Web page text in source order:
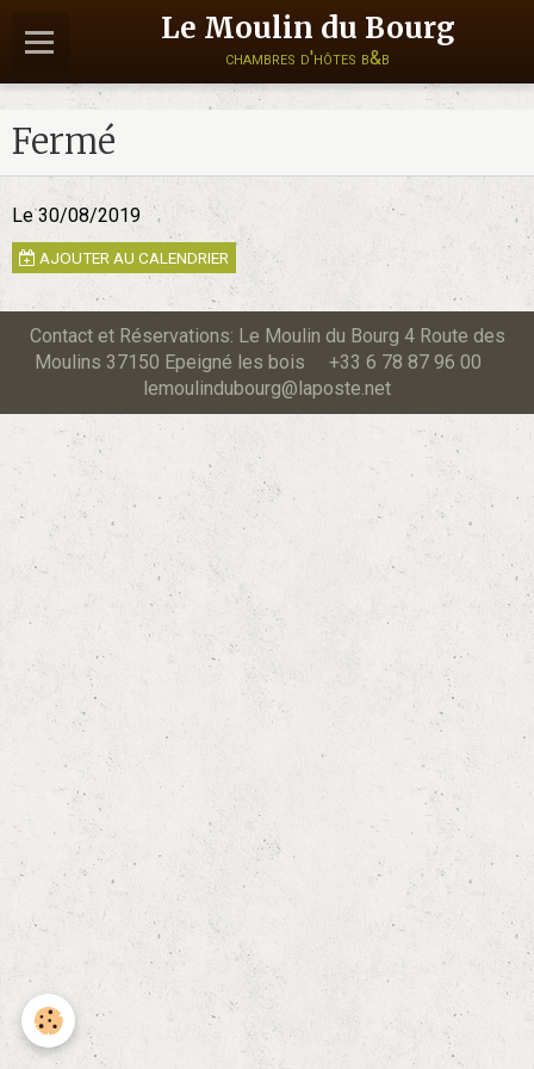
Le Moulin du Bourg
chambres d'hôtes b&b
Fermé
Le 30/08/2019
AJOUTER AU CALENDRIER
Contact et Réservations: Le Moulin du Bourg 4 Route des
Moulins 37150 Epeigné les bois +33 6 78 87 96 00
lemoulindubourg@laposte.net